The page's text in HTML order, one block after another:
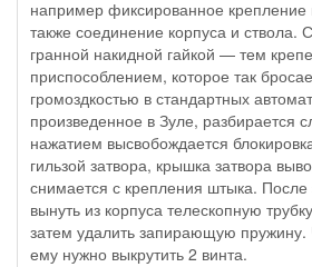
например фиксированное крепление
также соединение корпуса и ствола.
гранной накидной гайкой — тем
приспособлением, которое так
громоздкостью в стандартных
произведенное в Зуле, разбирается
нажатием высвобождается
гильзой затвора, крышка затвора
снимается с крепления штыка. После
вынуть из корпуса телескопную
затем удалить запирающую пружину.
ему нужно выкрутить 2 винта.